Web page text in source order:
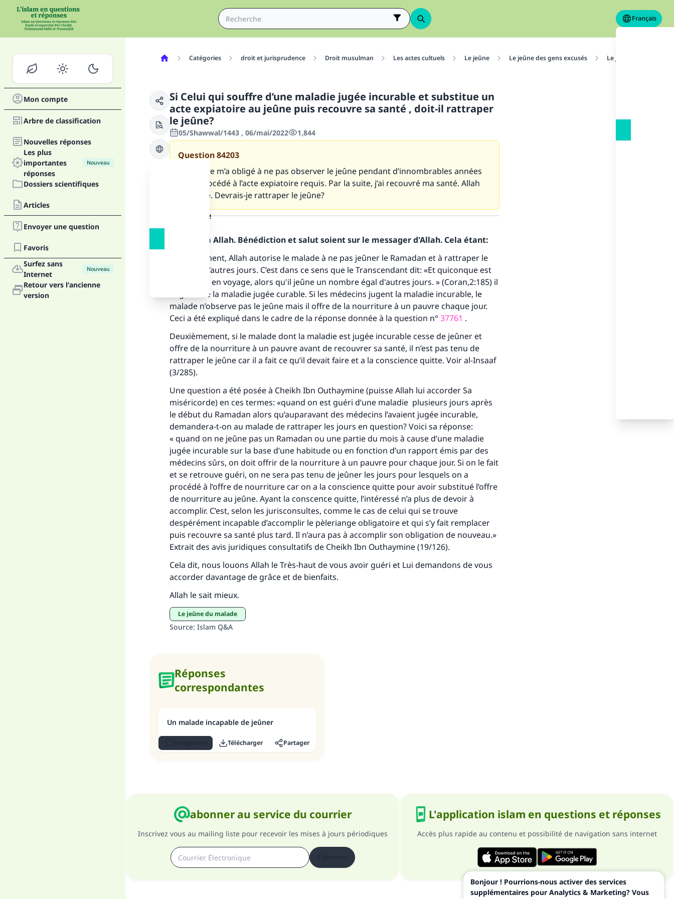
Français
Mon compte
Arbre de classification
Nouvelles réponses
Les plus
importantes
réponses
Nouveau
Dossiers scientifiques
Articles
Envoyer une question
Favoris
Surfez sans
Internet
Nouveau
Retour vers l'ancienne
version
Catégories droit et jurisprudence Droit musulman Les actes cultuels Le jeûne Le jeûne des gens excusés Le jeûne du malade
Si Celui qui souffre d’une maladie jugée incurable et substitue un
acte expiatoire au jeûne puis recouvre sa santé , doit-il rattraper
le jeûne?
05/Shawwal/1443 , 06/mai/2022 1,844
Question84203
Un ulcère m’a obligé à ne pas observer le jeûne pendant d’innombrables années
et j’ai procédé à l’acte expiatoire requis. Par la suite, j’ai recouvré ma santé. Allah
soit loué. Devrais-je rattraper le jeûne?
la réponse
Louange à Allah. Bénédiction et salut soient sur le messager d'Allah. Cela étant:
Premièrement, Allah autorise le malade à ne pas jeûner le Ramadan et à rattraper le
jeûne en d’autres jours. C’est dans ce sens que le Transcendant dit: «Et quiconque est
malade ou en voyage, alors qu'il jeûne un nombre égal d'autres jours. » (Coran,2:185) il
s’agit ici de la maladie jugée curable. Si les médecins jugent la maladie incurable, le
malade n’observe pas le jeûne mais il offre de la nourriture à un pauvre chaque jour.
Ceci a été expliqué dans le cadre de la réponse donnée à la question n° 37761 .
Deuxièmement, si le malade dont la maladie est jugée incurable cesse de jeûner et
offre de la nourriture à un pauvre avant de recouvrer sa santé, il n’est pas tenu de
rattraper le jeûne car il a fait ce qu’il devait faire et a la conscience quitte. Voiral-Insaaf
(3/285).
Une question a été posée à Cheikh Ibn Outhaymine (puisse Allah lui accorder Sa
miséricorde) en ces termes: «quand on est guéri d’une maladie plusieurs jours après
le début du Ramadan alors qu’auparavant des médecins l’avaient jugée incurable,
demandera-t-on au malade de rattraper les jours en question? Voici sa réponse:
« quand on ne jeûne pas un Ramadan ou une partie du mois à cause d’une maladie
jugée incurable sur la base d’une habitude ou en fonction d’un rapport émis par des
médecins sûrs, on doit offrir de la nourriture à un pauvre pour chaque jour. Si on le fait
et se retrouve guéri, on ne sera pas tenu de jeûner les jours pour lesquels on a
procédé à l’offre de nourriture car on a la conscience quitte pour avoir substitué l’offre
de nourriture au jeûne. Ayant la conscence quitte, l’intéressé n’a plus de devoir à
accomplir. C’est, selon les jurisconsultes, comme le cas de celui qui se trouve
despérément incapable d’accomplir le pèleriange obligatoire et qui s’y fait remplacer
puis recouvre sa santé plus tard. Il n’aura pas à accomplir son obligation de nouveau.»
Extrait des avis juridiques consultatifs de Cheikh Ibn Outhaymine (19/126).
Cela dit, nous louons Allah le Très-haut de vous avoir guéri et Lui demandons de vous
accorder davantage de grâce et de bienfaits.
Allah le sait mieux.
Le jeûne du malade
Source: Islam Q&A
Réponses
correspondantes
Un malade incapable de jeûner
Télécharger Partager
abonner au service du courrier
Inscrivez vous au mailing liste pour recevoir les mises à jours périodiques
L'application islam en questions et réponses
Accès plus rapide au contenu et possibilité de navigation sans internet
Faites une différence dans la vie de millions de
personnes grâce à votre contribution
Aidez nous à apporter des réponses.
Le Messager d'Allah (Paix sur lui) a dit:
"Celui qui indique une bonne action obtient la même récompense
que celui qui le fait."
(MOUSLIM 1893)
Soutenez IslamQA
Bonjour ! Pourrions-nous activer des services
supplémentaires pour Analytics & Marketing? Vous